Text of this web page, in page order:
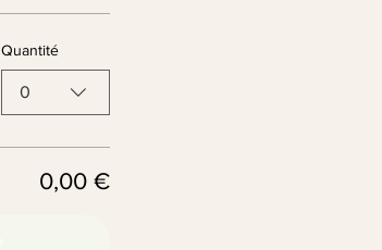
Quantité
0
0,00 €